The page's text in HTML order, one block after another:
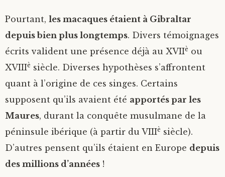
Pourtant, les macaques étaient à Gibraltar
depuis bien plus longtemps. Divers témoignages
écrits valident une présence déjà au XVIIè ou
XVIIIè siècle. Diverses hypothèses s’affrontent
quant à l’origine de ces singes. Certains
supposent qu’ils avaient été apportés par les
Maures, durant la conquête musulmane de la
péninsule ibérique (à partir du VIIIè siècle).
D’autres pensent qu’ils étaient en Europe depuis
des millions d’années !